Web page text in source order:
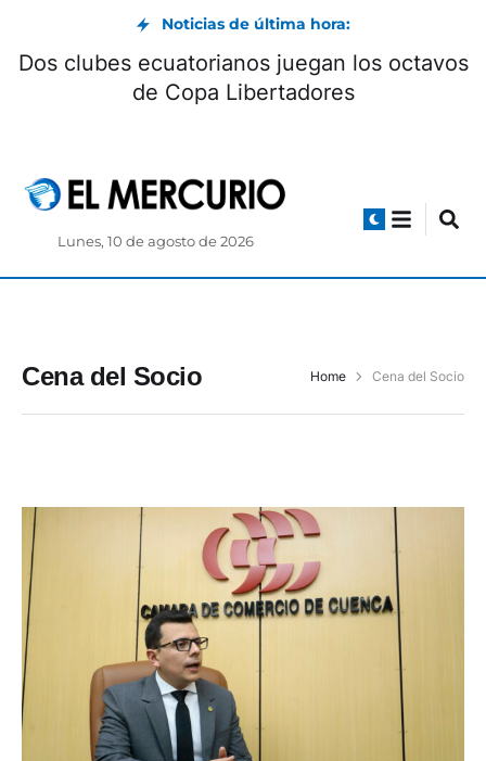
Noticias de última hora:
Dos clubes ecuatorianos juegan los octavos
de Copa Libertadores
Lunes, 10 de agosto de 2026
Cena del Socio Home Cena del Socio